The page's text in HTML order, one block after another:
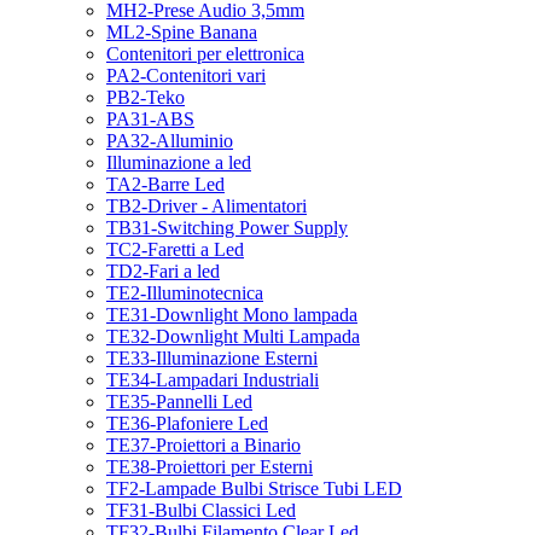
MH2-Prese Audio 3,5mm
ML2-Spine Banana
Contenitori per elettronica
PA2-Contenitori vari
PB2-Teko
PA31-ABS
PA32-Alluminio
Illuminazione a led
TA2-Barre Led
TB2-Driver - Alimentatori
TB31-Switching Power Supply
TC2-Faretti a Led
TD2-Fari a led
TE2-Illuminotecnica
TE31-Downlight Mono lampada
TE32-Downlight Multi Lampada
TE33-Illuminazione Esterni
TE34-Lampadari Industriali
TE35-Pannelli Led
TE36-Plafoniere Led
TE37-Proiettori a Binario
TE38-Proiettori per Esterni
TF2-Lampade Bulbi Strisce Tubi LED
TF31-Bulbi Classici Led